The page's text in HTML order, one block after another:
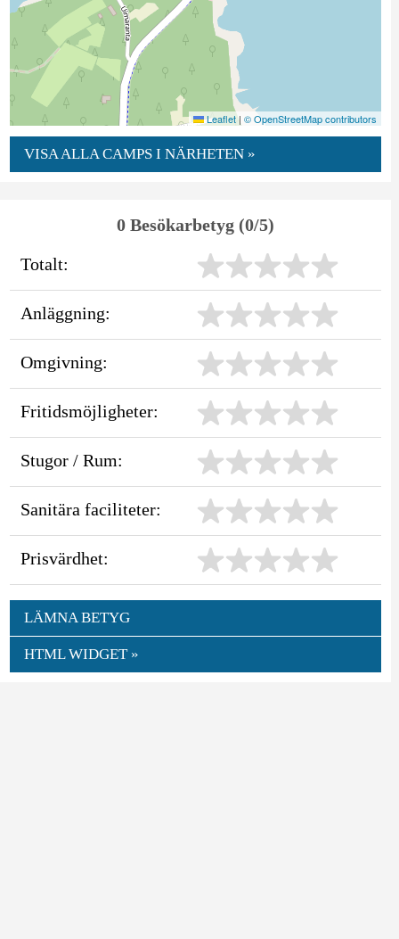
Leaflet| © OpenStreetMap contributors
VISA ALLA CAMPS I NÄRHETEN »
0 Besökarbetyg (0/5)
Totalt:
Anläggning:
Omgivning:
Fritidsmöjligheter:
Stugor / Rum:
Sanitära faciliteter:
Prisvärdhet:
LÄMNA BETYG
HTML WIDGET »